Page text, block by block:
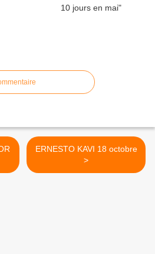
ERNESTO KAVI 18 octobre
>